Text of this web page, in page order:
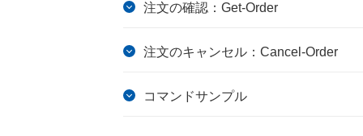
注文の確認：Get-Order
注文のキャンセル：Cancel-Order
コマンドサンプル